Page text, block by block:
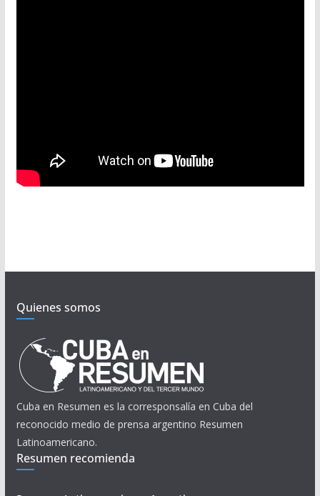
Quienes somos
Cuba en Resumen es la corresponsalía en Cuba del
reconocido medio de prensa argentino Resumen
Latinoamericano.
Resumen recomienda